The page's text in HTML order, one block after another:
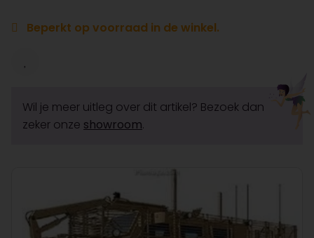
Beperkt op voorraad in de winkel.
Wil je meer uitleg over dit artikel? Bezoek dan
zeker onze showroom.